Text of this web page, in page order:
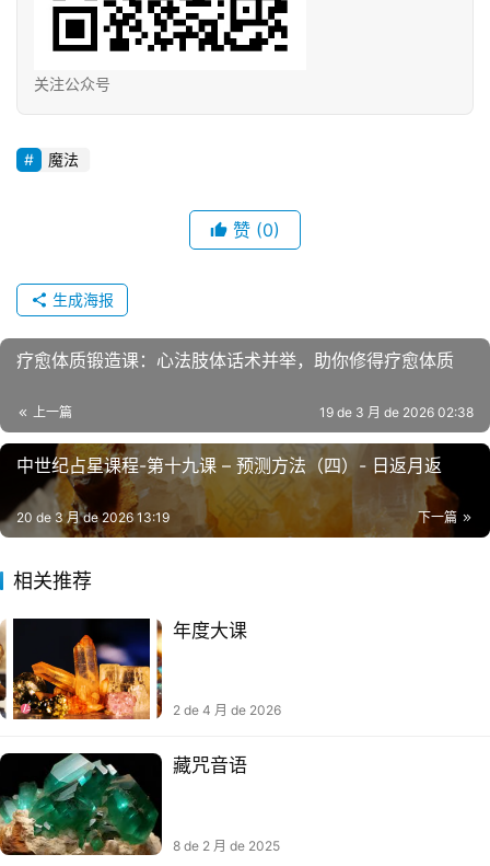
关注公众号
魔法
赞 (0)
生成海报
疗愈体质锻造课：心法肢体话术并举，助你修得疗愈体质
上一篇 19 de 3 月 de 2026 02:38
中世纪占星课程-第十九课 – 预测方法（四）- 日返月返
下一篇
20 de 3 月 de 2026 13:19
相关推荐
年度大课
2 de 4 月 de 2026
藏咒音‬语
8 de 2 月 de 2025